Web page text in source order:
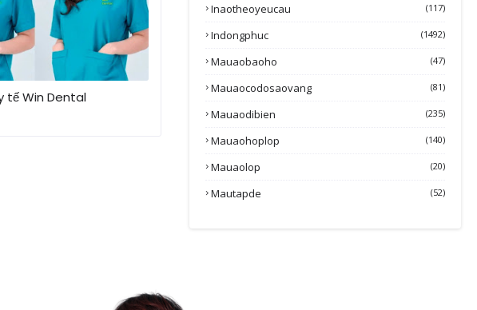
tế Win Dental
Inaotheoyeucau (117)
Indongphuc (1492)
Mauaobaoho (47)
Mauaocodosaovang (81)
Mauaodibien (235)
Mauaohoplop (140)
Mauaolop (20)
Mautapde (52)